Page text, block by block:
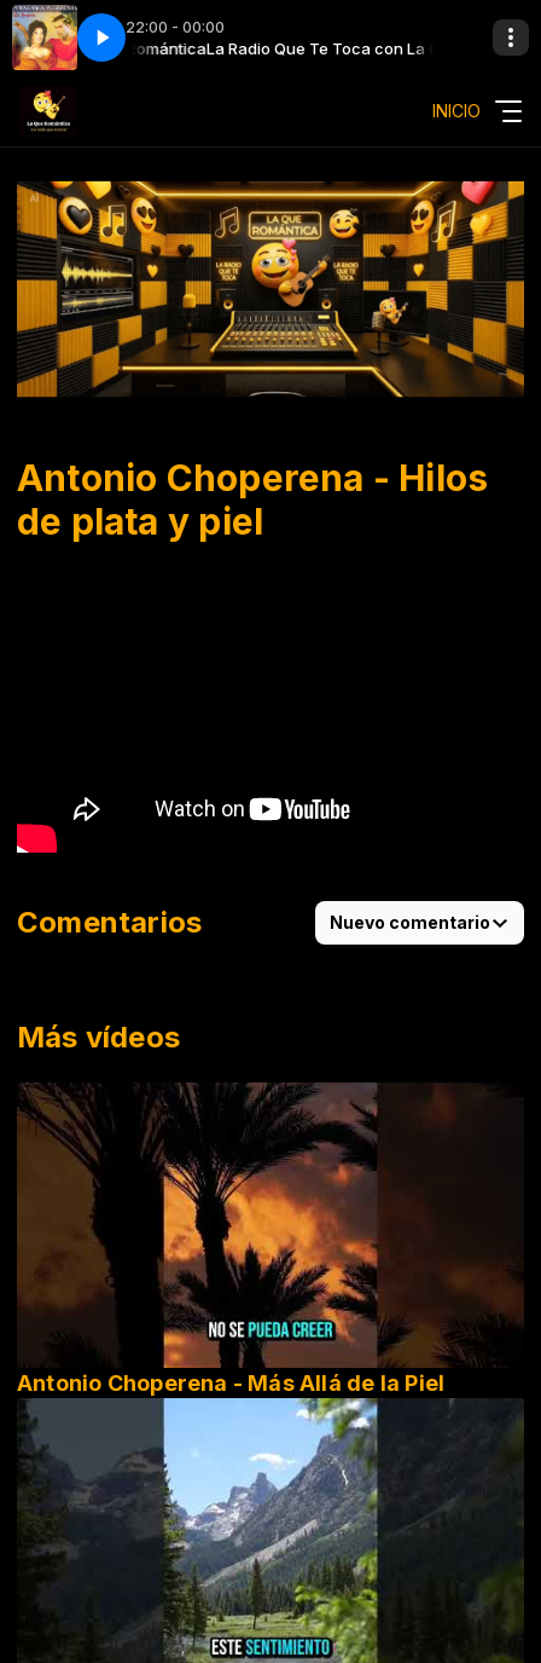
22:00 - 00:00
La Que RománticaLa Radio Que Te Toca con La Que Romántica
Me quedaré solo Amistades Peligrosas - Me quedaré solo
INICIO
Antonio Choperena - Hilos
de plata y piel
Más vídeos
Antonio Choperena - Más Allá de la Piel
Comentarios Nuevo comentario